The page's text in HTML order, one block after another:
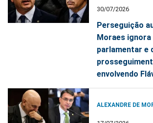
30/07/2026
Perseguição
Moraes ignora
parlamentar e
envolvendo
ALEXANDRE DE